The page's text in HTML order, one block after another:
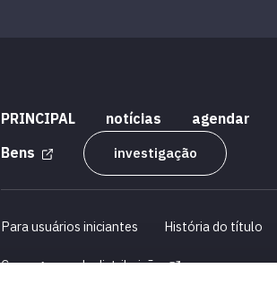
PRINCIPAL notícias agendar
Bens
investigação
Para usuários iniciantes História do título
Cronograma de distribuição